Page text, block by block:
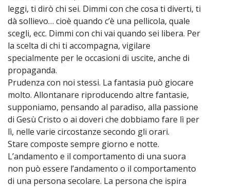
leggi, ti dirò chi sei. Dimmi con che cosa ti diverti, ti
dà sollievo… cioè quando c’è una pellicola, quale
scegli, ecc. Dimmi con chi vai quando sei libera. Per
la scelta di chi ti accompagna, vigilare
specialmente per le occasioni di uscite, anche di
propaganda.
Prudenza con noi stessi. La fantasia può giocare
molto. Allontanare riproducendo altre fantasie,
supponiamo, pensando al paradiso, alla passione
di Gesù Cristo o ai doveri che dobbiamo fare lì per
lì, nelle varie circostanze secondo gli orari.
Stare composte sempre giorno e notte.
L’andamento e il comportamento di una suora
non può essere l’andamento o il comportamento
di una persona secolare. La persona che ispira